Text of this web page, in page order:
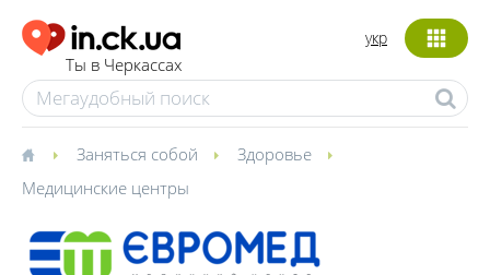
Ты в Черкассах
укр
Заняться собой
Здоровье
Медицинские центры